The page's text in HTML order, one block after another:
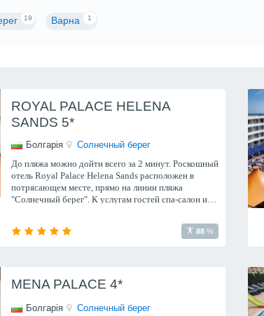
19 Варна 1
ROYAL PALACE HELENA
SANDS 5*
Болгарія
Солнечный берег
До пляжа можно дойти всего за 2 минут. Роскошный
отель Royal Palace Helena Sands расположен в
потрясающем месте, прямо на линии пляжа
"Солнечный берег". К услугам гостей спа-салон и
88 %
MENA PALACE 4*
Болгарія
Солнечный берег